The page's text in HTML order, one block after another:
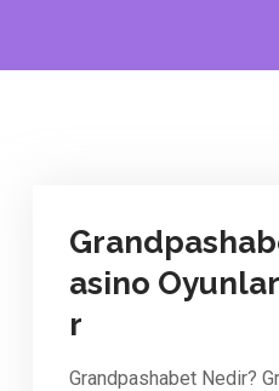
asino
r
Grandpashabet Nedir?